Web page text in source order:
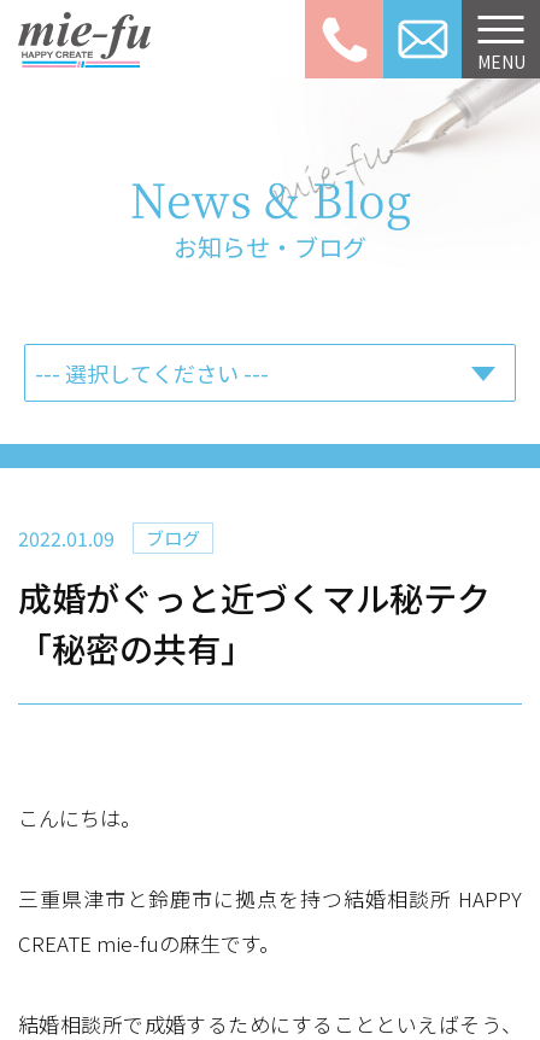
059-253-
MENU
News & Blog
お知らせ・ブログ
2022.01.09 ブログ
成婚がぐっと近づくマル秘テク
「秘密の共有」
こんにちは。
三重県津市と鈴鹿市に拠点を持つ結婚相談所 HAPPY
CREATE mie-fuの麻生です。
結婚相談所で成婚するためにすることといえばそう、